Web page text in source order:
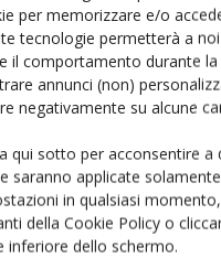
per memorizzare e/o
tecnologie permetterà a
il comportamento durante
annunci (non)
negativamente su alcune
qui sotto per acconsentire
saranno applicate
in qualsiasi
della Cookie Policy o
inferiore dello schermo.